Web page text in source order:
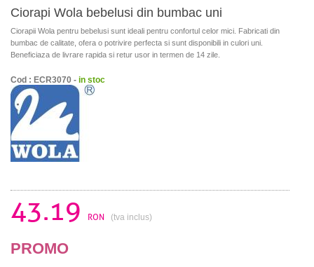
Ciorapi Wola bebelusi din bumbac uni
Ciorapii Wola pentru bebelusi sunt ideali pentru confortul celor mici. Fabricati din
bumbac de calitate, ofera o potrivire perfecta si sunt disponibili in culori uni.
Beneficiaza de livrare rapida si retur usor in termen de 14 zile.
Cod : ECR3070 - in stoc
43.19 RON (tva inclus)
PROMO